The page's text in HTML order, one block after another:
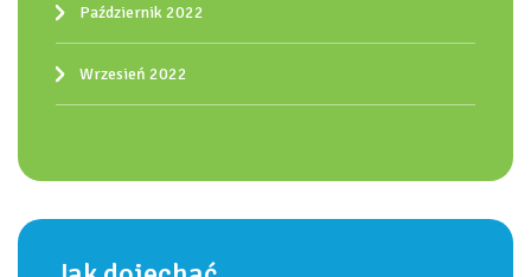
Październik 2022
Wrzesień 2022